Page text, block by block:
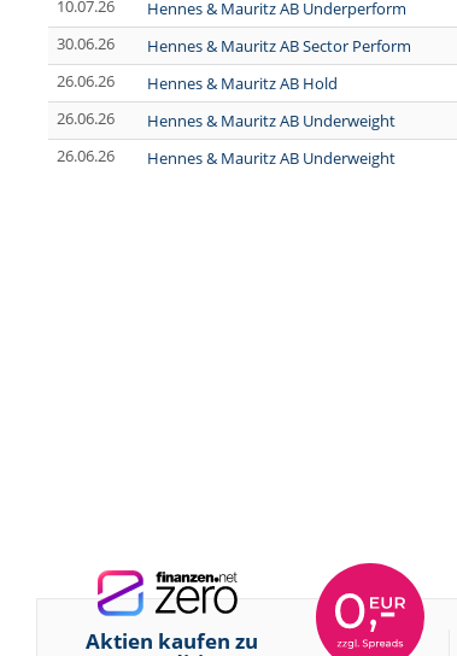
10.07.26 Hennes & Mauritz AB Underperform
30.06.26
Hennes & Mauritz AB Sector Perform
26.06.26
Hennes & Mauritz AB Hold
26.06.26
Hennes & Mauritz AB Underweight
26.06.26
Hennes & Mauritz AB Underweight
Aktien kaufen zu